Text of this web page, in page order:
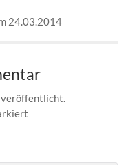
24.03.2014